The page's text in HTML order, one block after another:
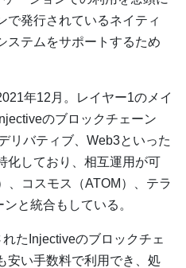
で発行されているネイティ
ステムをサポートするため
年12月。レイヤー1のメイ
のブロックチェーン
リバティブ、Web3といった
化しており、相互運用が可
、コスモス（ATOM）、テラ
と統合もしている。
たInjectiveのブロックチェ
安い手数料で利用でき、処